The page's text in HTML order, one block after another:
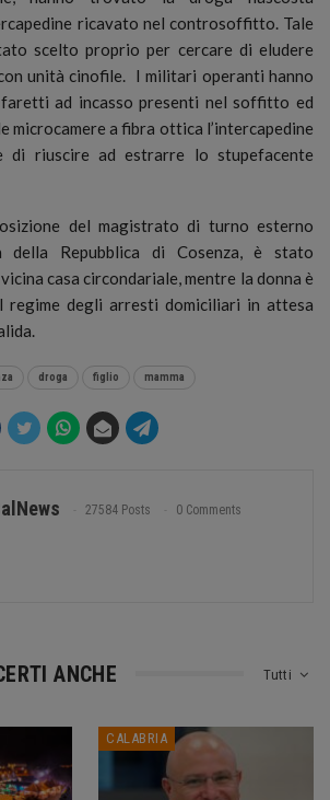
ricavato nel controsoffitto. Tale
scelto proprio per cercare di eludere
unità cinofile. I militari operanti hanno
ad incasso presenti nel soffitto ed
microcamere a fibra ottica l’intercapedine
riuscire ad estrarre lo stupefacente
del magistrato di turno esterno
della Repubblica di Cosenza, è stato
casa circondariale, mentre la donna è
degli arresti domiciliari in attesa
droga figlio mamma
27584 Posts 0 Comments
Tutti
ANCHE
CALABRIA